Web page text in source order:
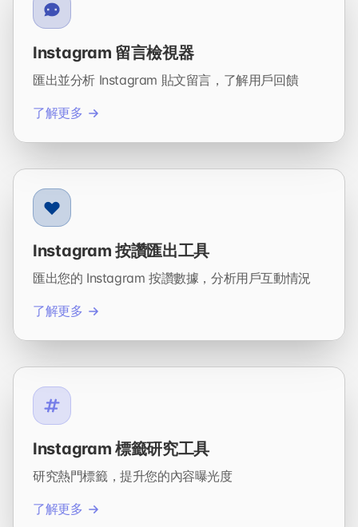
Instagram 留言檢視器
匯出並分析 Instagram 貼文留言，了解用戶回饋
了解更多
Instagram 按讚匯出工具
匯出您的 Instagram 按讚數據，分析用戶互動情況
了解更多
Instagram 標籤研究工具
研究熱門標籤，提升您的內容曝光度
了解更多